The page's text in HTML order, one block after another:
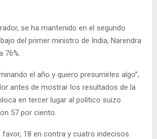
se ha mantenido en el segundo
del primer ministro de India, Narendra
76%.
el año y quiero presumirles algo”,
antes de mostrar los resultados de la
en tercer lugar al político suizo
57 por ciento.
favor, 18 en contra y cuatro indecisos.